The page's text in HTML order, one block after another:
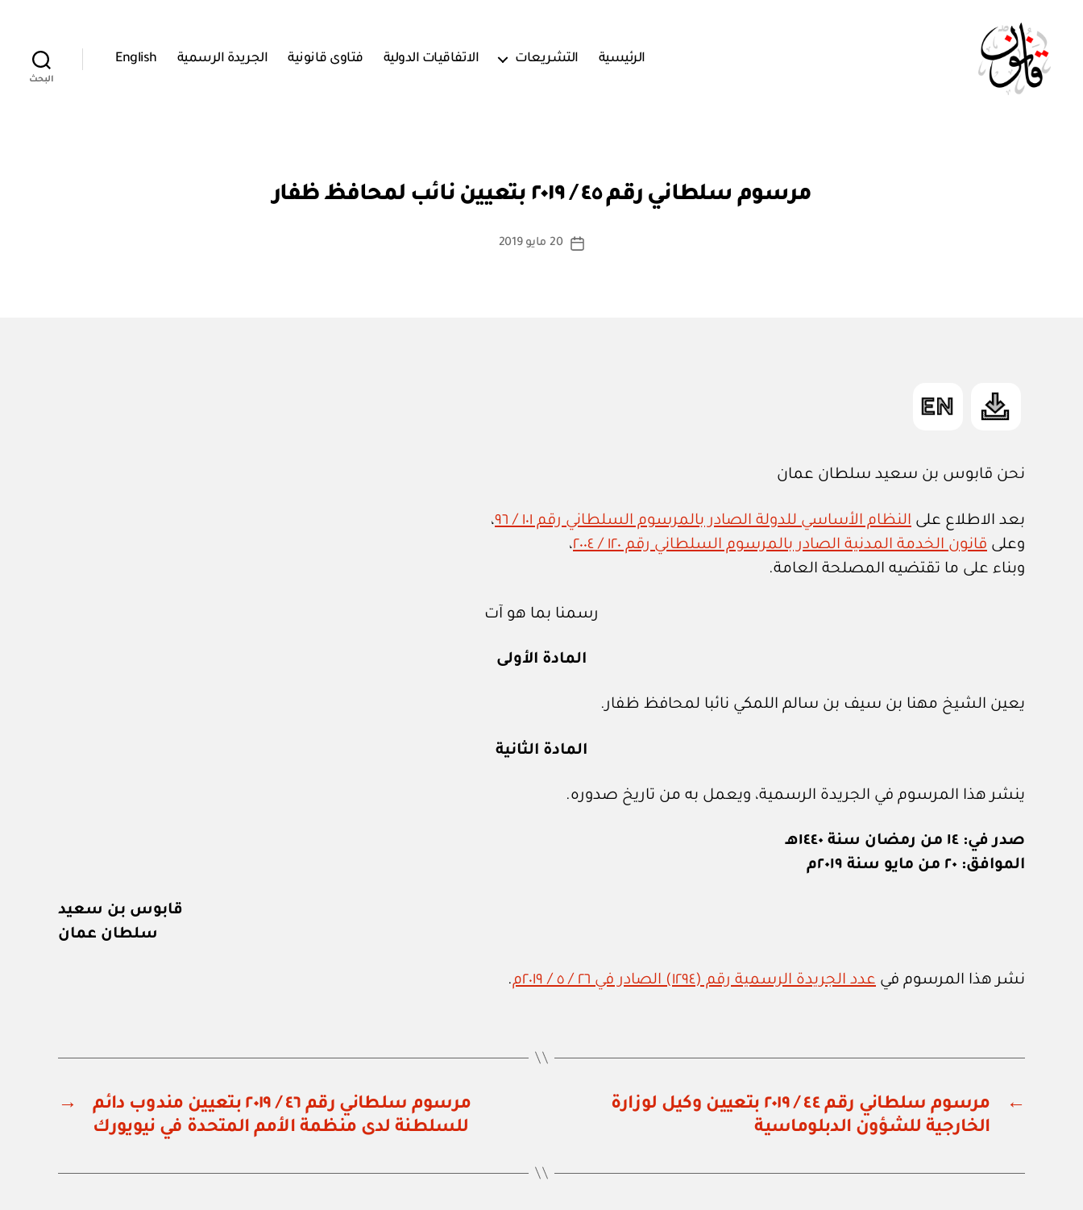
الرئيسية التشريعات الاتفاقيات الدولية فتاوى قانونية الجريدة الرسمية English
البحث
مرسوم سلطاني رقم ٤٥ / ٢٠١٩ بتعيين نائب لمحافظ ظفار
كاتب
س
ة
تاريخ
20 مايو 2019
نحن قابوس بن سعيد سلطان عمان
بعد الاطلاع على النظام الأساسي للدولة الصادر بالمرسوم السلطاني رقم ١٠١ / ٩٦
،
وعلى قانون الخدمة المدنية الصادر بالمرسوم السلطاني رقم ١٢٠ / ٢٠٠٤
،
وبناء على ما تقتضيه المصلحة العامة.
رسمنا بما هو آت
المادة الأولى
يعين الشيخ مهنا بن سيف بن سالم اللمكي نائبا لمحافظ ظفار.
المادة الثانية
ينشر هذا المرسوم في الجريدة الرسمية، ويعمل به من تاريخ صدوره.
صدر في: ١٤ من رمضان سنة ١٤٤٠هـ
الموافق: ٢٠ من مايو سنة ٢٠١٩م
قابوس بن سعيد
سلطان عمان
نشر هذا المرسوم في عدد الجريدة الرسمية رقم (١٢٩٤) الصادر في ٢٦ / ٥ / ٢٠١٩م .
←
مرسوم سلطاني رقم ٤٤ / ٢٠١٩ بتعيين وكيل لوزارة
الخارجية للشؤون الدبلوماسية
→
مرسوم سلطاني رقم ٤٦ / ٢٠١٩ بتعيين مندوب دائم
للسلطنة لدى منظمة الأمم المتحدة في نيويورك